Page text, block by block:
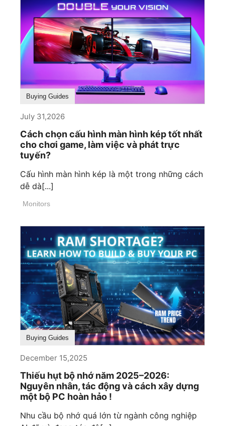
Buying Guides
July 31,2026
Cách chọn cấu hình màn hình kép tốt nhất
cho chơi game, làm việc và phát trực
tuyến?
Cấu hình màn hình kép là một trong những cách
dễ dà[...]
Monitors
Buying Guides
December 15,2025
Thiếu hụt bộ nhớ năm 2025–2026:
Nguyên nhân, tác động và cách xây dựng
một bộ PC hoàn hảo !
Nhu cầu bộ nhớ quá lớn từ ngành công nghiệp